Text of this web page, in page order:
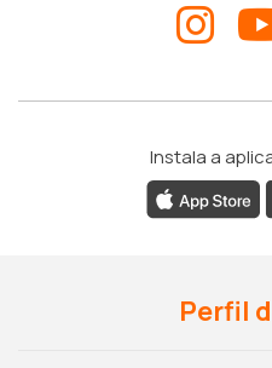
Instala a
Perfil